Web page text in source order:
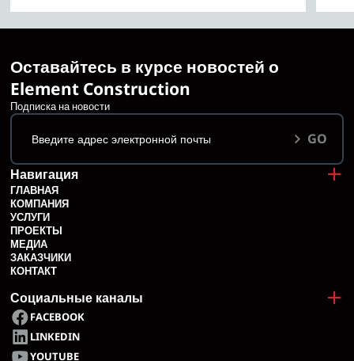
Оставайтесь в курсе новостей о
Element Construction
Подписка на новости
GO
Навигация
ГЛАВНАЯ
КОМПАНИЯ
УСЛУГИ
ПРОЕКТЫ
МЕДИА
ЗАКАЗЧИКИ
КОНТАКТ
Социальные каналы
FACEBOOK
LINKEDIN
YOUTUBE